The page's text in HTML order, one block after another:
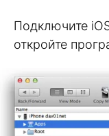
Подключите
откройте